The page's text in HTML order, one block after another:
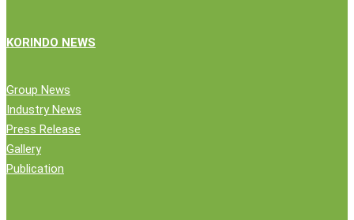
KORINDO NEWS
Group News
Industry News
Press Release
Gallery
Publication